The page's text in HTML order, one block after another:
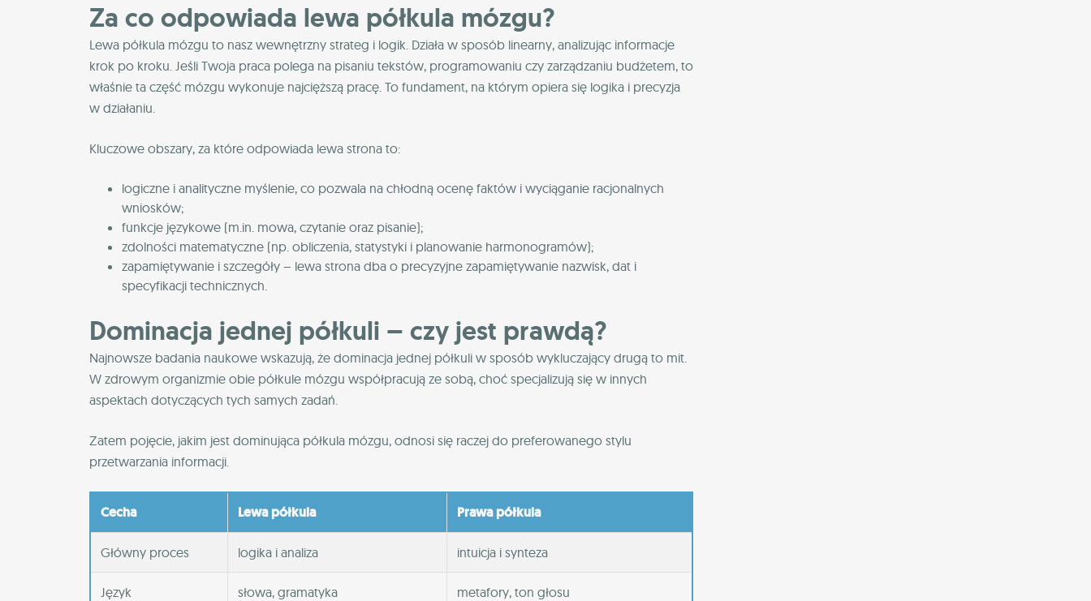
Za co odpowiada lewa półkula mózgu?
Lewa półkula mózgu to nasz wewnętrzny strateg i logik. Działa w sposób linearny, analizując informacje
krok po kroku. Jeśli Twoja praca polega na pisaniu tekstów, programowaniu czy zarządzaniu budżetem, to
właśnie ta część mózgu wykonuje najcięższą pracę. To fundament, na którym opiera się logika i precyzja
w działaniu.
Kluczowe obszary, za które odpowiada lewa strona to:
logiczne i analityczne myślenie, co pozwala na chłodną ocenę faktów i wyciąganie racjonalnych
wniosków;
funkcje językowe (m.in. mowa, czytanie oraz pisanie);
zdolności matematyczne (np. obliczenia, statystyki i planowanie harmonogramów);
zapamiętywanie i szczegóły – lewa strona dba o precyzyjne zapamiętywanie nazwisk, dat i
specyfikacji technicznych.
Dominacja jednej półkuli – czy jest prawdą?
Najnowsze badania naukowe wskazują, że dominacja jednej półkuli w sposób wykluczający drugą to mit.
W zdrowym organizmie obie półkule mózgu współpracują ze sobą, choć specjalizują się w innych
aspektach dotyczących tych samych zadań.
Zatem pojęcie, jakim jest dominująca półkula mózgu, odnosi się raczej do preferowanego stylu
przetwarzania informacji.
Cecha Lewa półkula Prawa półkula
Główny proces logika i analiza intuicja i synteza
Język słowa, gramatyka metafory, ton głosu